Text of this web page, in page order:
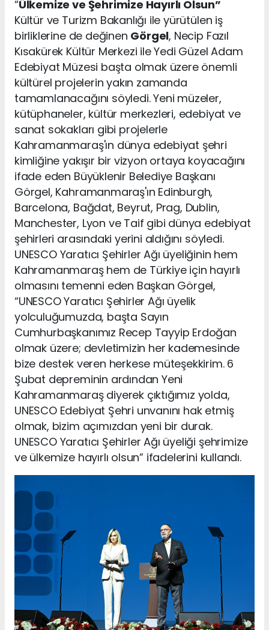
“Ülkemize ve Şehrimize Hayırlı Olsun”
Kültür ve Turizm Bakanlığı ile yürütülen iş
birliklerine de değinen Görgel, Necip Fazıl
Kısakürek Kültür Merkezi ile Yedi Güzel Adam
Edebiyat Müzesi başta olmak üzere önemli
kültürel projelerin yakın zamanda
tamamlanacağını söyledi. Yeni müzeler,
kütüphaneler, kültür merkezleri, edebiyat ve
sanat sokakları gibi projelerle
Kahramanmaraş'ın dünya edebiyat şehri
kimliğine yakışır bir vizyon ortaya koyacağını
ifade eden Büyüklenir Belediye Başkanı
Görgel, Kahramanmaraş'ın Edinburgh,
Barcelona, Bağdat, Beyrut, Prag, Dublin,
Manchester, Lyon ve Taif gibi dünya edebiyat
şehirleri arasındaki yerini aldığını söyledi.
UNESCO Yaratıcı Şehirler Ağı üyeliğinin hem
Kahramanmaraş hem de Türkiye için hayırlı
olmasını temenni eden Başkan Görgel,
“UNESCO Yaratıcı Şehirler Ağı üyelik
yolculuğumuzda, başta Sayın
Cumhurbaşkanımız Recep Tayyip Erdoğan
olmak üzere; devletimizin her kademesinde
bize destek veren herkese müteşekkirim. 6
Şubat depreminin ardından Yeni
Kahramanmaraş diyerek çıktığımız yolda,
UNESCO Edebiyat Şehri unvanını hak etmiş
olmak, bizim açımızdan yeni bir durak.
UNESCO Yaratıcı Şehirler Ağı üyeliği şehrimize
ve ülkemize hayırlı olsun” ifadelerini kullandı.